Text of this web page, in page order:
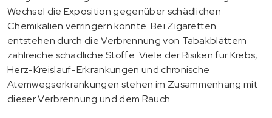
Wechsel die Exposition gegenüber schädlichen
Chemikalien verringern könnte. Bei Zigaretten
entstehen durch die Verbrennung von Tabakblättern
zahlreiche schädliche Stoffe. Viele der Risiken für Krebs,
Herz-Kreislauf-Erkrankungen und chronische
Atemwegserkrankungen stehen im Zusammenhang mit
dieser Verbrennung und dem Rauch.